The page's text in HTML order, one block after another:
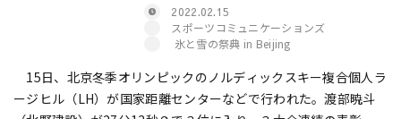
2022.02.15
スポーツコミュニケーションズ
氷と雪の祭典 in Beijing
15日、北京冬季オリンピックのノルディックスキー複合個人ラ
ージヒル（LH）が国家距離センターなどで行われた。渡部暁斗